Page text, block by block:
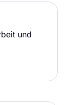
und